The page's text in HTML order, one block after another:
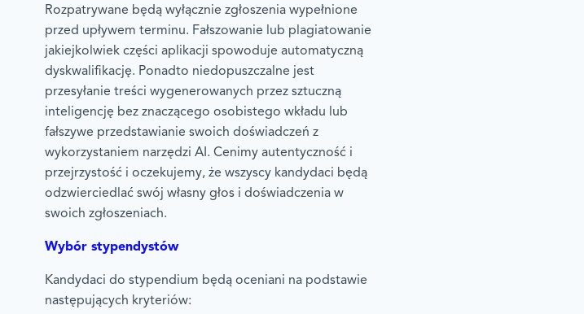
Rozpatrywane będą wyłącznie zgłoszenia wypełnione
przed upływem terminu. Fałszowanie lub plagiatowanie
jakiejkolwiek części aplikacji spowoduje automatyczną
dyskwalifikację. Ponadto niedopuszczalne jest
przesyłanie treści wygenerowanych przez sztuczną
inteligencję bez znaczącego osobistego wkładu lub
fałszywe przedstawianie swoich doświadczeń z
wykorzystaniem narzędzi AI. Cenimy autentyczność i
przejrzystość i oczekujemy, że wszyscy kandydaci będą
odzwierciedlać swój własny głos i doświadczenia w
swoich zgłoszeniach.
Wybór stypendystów
Kandydaci do stypendium będą oceniani na podstawie
następujących kryteriów: